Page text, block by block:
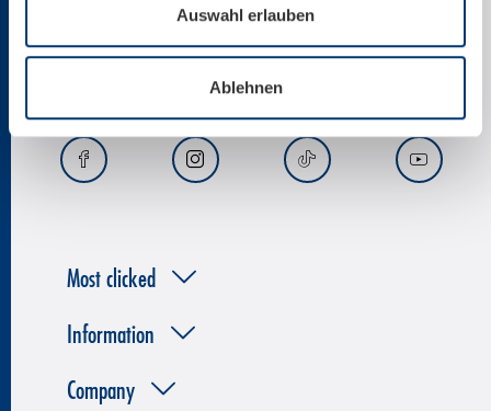
Auswahl erlauben
Ablehnen
News by email
Most clicked
Information
Company